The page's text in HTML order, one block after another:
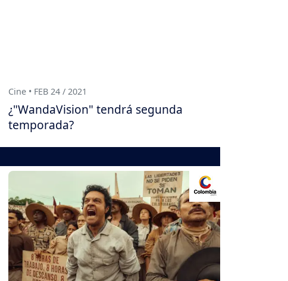
Cine • FEB 24 / 2021
¿"WandaVision" tendrá segunda
temporada?